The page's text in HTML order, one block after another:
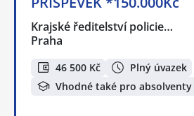
Krajské ředitelství policie…
Praha
46 500 Kč
Plný úvazek
Vhodné také pro absolventy